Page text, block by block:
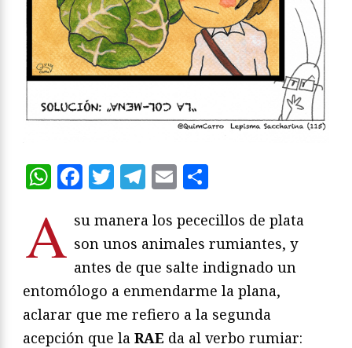
WhatsApp
Facebook
Twitter
Telegram
Email
A su manera los pececillos de plata
son unos animales rumiantes, y
antes de que salte indignado un
entomólogo a enmendarme la plana,
aclarar que me refiero a la segunda
acepción que la RAE da al verbo rumiar: